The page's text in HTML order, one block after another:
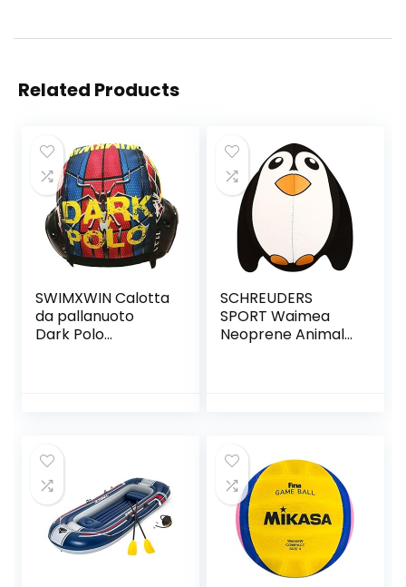
Related Products
SWIMXWIN Calotta
da pallanuoto
Dark Polo
SCHREUDERS
SPORT Waimea
Neoprene Animal